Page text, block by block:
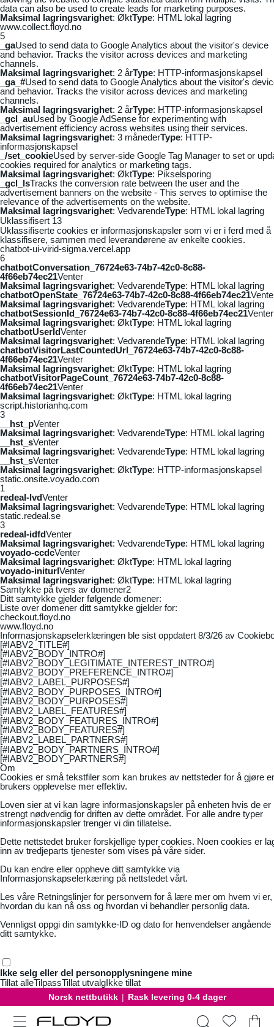
data can also be used to create leads for marketing purposes.
Maksimal lagringsvarighet: ØktType: HTML lokal lagring
www.collect.floyd.no
5
_gaUsed to send data to Google Analytics about the visitor's device
and behavior. Tracks the visitor across devices and marketing
channels.
Maksimal lagringsvarighet: 2 årType: HTTP-informasjonskapsel
_ga_#Used to send data to Google Analytics about the visitor's
and behavior. Tracks the visitor across devices and marketing
channels.
Maksimal lagringsvarighet: 2 årType: HTTP-informasjonskapsel
_gcl_auUsed by Google AdSense for experimenting with
advertisement efficiency across websites using their services.
Maksimal lagringsvarighet: 3 månederType: HTTP-
informasjonskapsel
_/set_cookieUsed by server-side Google Tag Manager to set or
cookies required for analytics or marketing tags.
Maksimal lagringsvarighet: ØktType: Pikselsporing
_gcl_lsTracks the conversion rate between the user and the
advertisement banners on the website - This serves to optimise the
relevance of the advertisements on the website.
Maksimal lagringsvarighet: VedvarendeType: HTML lokal lagring
Uklassifisert 13
Uklassifiserte cookies er informasjonskapsler som vi er i ferd med å
klassifisere, sammen med leverandørene av enkelte cookies.
chatbot-ui-virid-sigma.vercel.app
6
chatbotConversation_76724e63-74b7-42c0-8c88-
4f66eb74ec21Venter
Maksimal lagringsvarighet: VedvarendeType: HTML lokal lagring
chatbotOpenState_76724e63-74b7-42c0-8c88-4f66eb74ec21
Maksimal lagringsvarighet: VedvarendeType: HTML lokal lagring
chatbotSessionId_76724e63-74b7-42c0-8c88-4f66eb74ec21Venter
Maksimal lagringsvarighet: ØktType: HTML lokal lagring
chatbotUserIdVenter
Maksimal lagringsvarighet: VedvarendeType: HTML lokal lagring
chatbotVisitorLastCountedUrl_76724e63-74b7-42c0-8c88-
4f66eb74ec21Venter
Maksimal lagringsvarighet: ØktType: HTML lokal lagring
chatbotVisitorPageCount_76724e63-74b7-42c0-8c88-
4f66eb74ec21Venter
Maksimal lagringsvarighet: ØktType: HTML lokal lagring
script.historianhq.com
3
__hst_pVenter
Maksimal lagringsvarighet: VedvarendeType: HTML lokal lagring
__hst_sVenter
Maksimal lagringsvarighet: VedvarendeType: HTML lokal lagring
__hst_sVenter
Maksimal lagringsvarighet: ØktType: HTTP-informasjonskapsel
static.onsite.voyado.com
1
redeal-lvdVenter
Maksimal lagringsvarighet: VedvarendeType: HTML lokal lagring
static.redeal.se
3
redeal-idfdVenter
Maksimal lagringsvarighet: VedvarendeType: HTML lokal lagring
voyado-ccdcVenter
Maksimal lagringsvarighet: ØktType: HTML lokal lagring
voyado-initurlVenter
Maksimal lagringsvarighet: ØktType: HTML lokal lagring
Samtykke på tvers av domener2
Ditt samtykke gjelder følgende domener:
Liste over domener ditt samtykke gjelder for:
checkout.floyd.no
www.floyd.no
Informasjonskapselerklæringen ble sist oppdatert 8/3/26 av
[#IABV2_TITLE#]
[#IABV2_BODY_INTRO#]
[#IABV2_BODY_LEGITIMATE_INTEREST_INTRO#]
[#IABV2_BODY_PREFERENCE_INTRO#]
[#IABV2_LABEL_PURPOSES#]
[#IABV2_BODY_PURPOSES_INTRO#]
[#IABV2_BODY_PURPOSES#]
[#IABV2_LABEL_FEATURES#]
[#IABV2_BODY_FEATURES_INTRO#]
[#IABV2_BODY_FEATURES#]
[#IABV2_LABEL_PARTNERS#]
[#IABV2_BODY_PARTNERS_INTRO#]
[#IABV2_BODY_PARTNERS#]
Om
Cookies er små tekstfiler som kan brukes av nettsteder for å gjøre
brukers opplevelse mer effektiv.
Loven sier at vi kan lagre informasjonskapsler på enheten hvis de er
strengt nødvendig for driften av dette området. For alle andre typer
informasjonskapsler trenger vi din tillatelse.
Dette nettstedet bruker forskjellige typer cookies. Noen cookies er
inn av tredjeparts tjenester som vises på våre sider.
Du kan endre eller oppheve ditt samtykke via
Informasjonskapselerkæring på nettstedet vårt.
Les våre Retningslinjer for personvern for å lære mer om hvem vi er,
hvordan du kan nå oss og hvordan vi behandler personlig data.
Vennligst oppgi din samtykke-ID og dato for henvendelser angående
ditt samtykke.
Ikke selg eller del personopplysningene mine
Tillat alleTilpassTillat utvalgIkke tillat
Norsk nettbutikk | Rask levering 0-4 dager